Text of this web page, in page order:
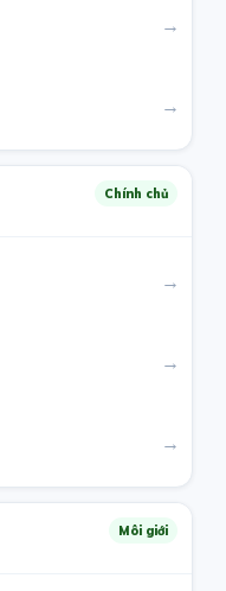
→
→
Chính chủ
→
→
→
Môi giới